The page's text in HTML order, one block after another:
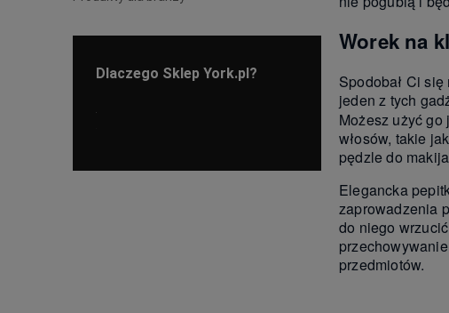
Dlaczego Sklep York.pl?
Worek na
Spodobał Ci
jeden z tych
Możesz użyć
włosów, takie
pędzle do
Elegancka
zaprowadzenia
do niego
przedmiotów.